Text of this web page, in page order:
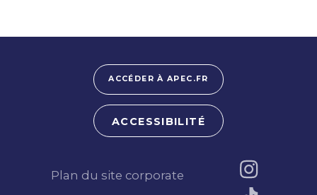
Plan du site corporate
ACCÉDER À APEC.FR
ACCESSIBILITÉ